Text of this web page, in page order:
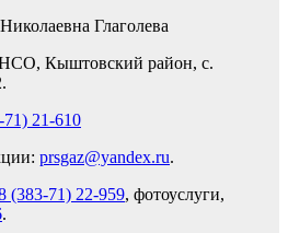
Глаголева
Кыштовский район, с.
71) 21-610
prsgaz@yandex.ru.
(383-71) 22-959, фотоуслуги,
.